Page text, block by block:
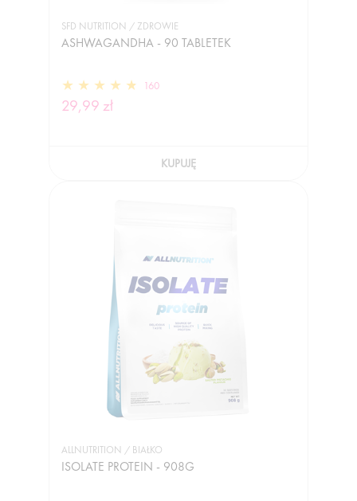
SFD NUTRITION / ZDROWIE
ASHWAGANDHA - 90 TABLETEK
160
29,99 zł
KUPUJĘ
ALLNUTRITION / BIAŁKO
ISOLATE PROTEIN - 908G